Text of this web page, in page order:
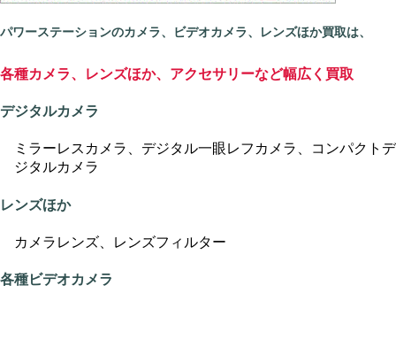
パワーステーションのカメラ、ビデオカメラ、レンズほか買取は、
各種カメラ、レンズほか、アクセサリーなど幅広く買取
デジタルカメラ
ミラーレスカメラ、デジタル一眼レフカメラ、コンパクトデ
ジタルカメラ
レンズほか
カメラレンズ、レンズフィルター
各種ビデオカメラ